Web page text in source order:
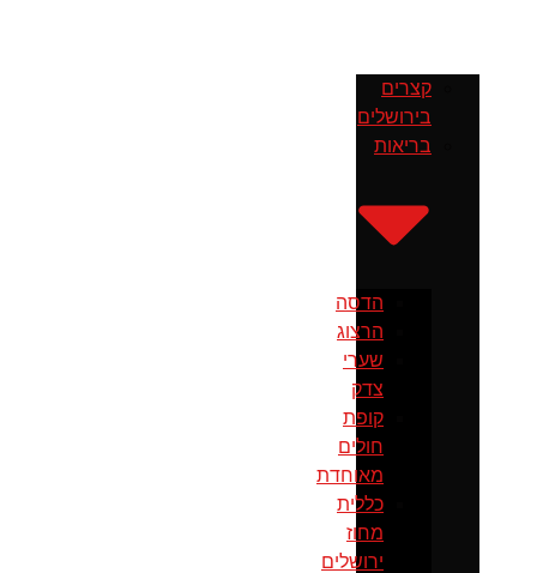
קצרים
בירושלים
בריאות
הדסה
הרצוג
שערי
צדק
קופת
חולים
מאוחדת
כללית
מחוז
ירושלים